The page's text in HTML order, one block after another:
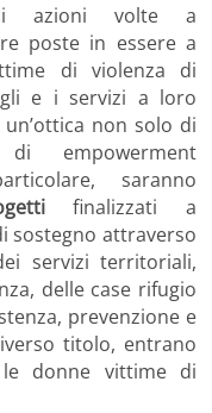
di azioni volte a
poste in essere a
di violenza di
e i servizi a loro
non solo di
empowerment
saranno
finalizzati a
sostegno attraverso
servizi territoriali,
delle case rifugio
prevenzione e
titolo, entrano
donne vittime di